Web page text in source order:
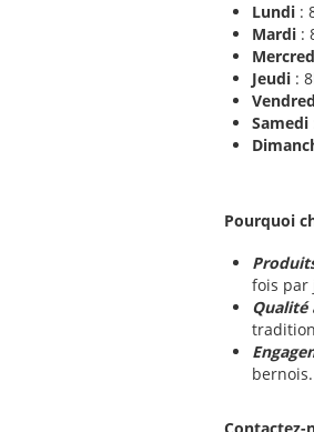
Lundi :
Mardi :
Jeudi :
Samedi
Pourquoi
fois par
Qualité
bernois.